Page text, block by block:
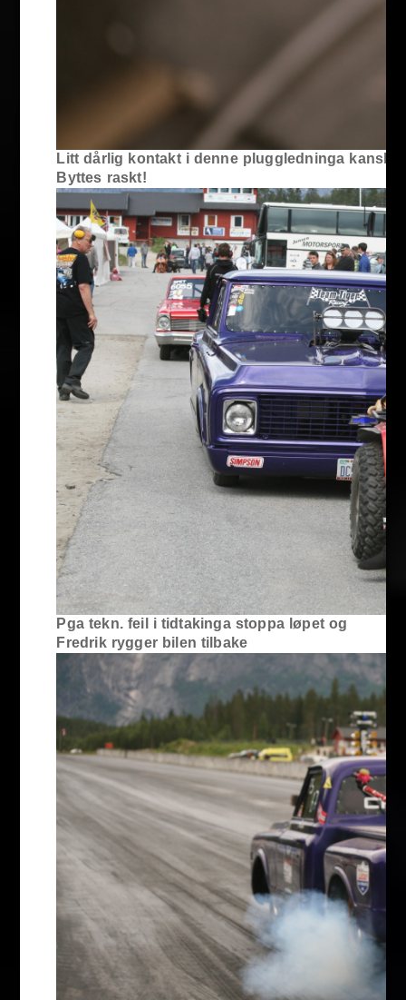
Litt dårlig kontakt i denne pluggledninga
Byttes raskt!
Pga tekn. feil i tidtakinga stoppa løpet og
Fredrik rygger bilen tilbake